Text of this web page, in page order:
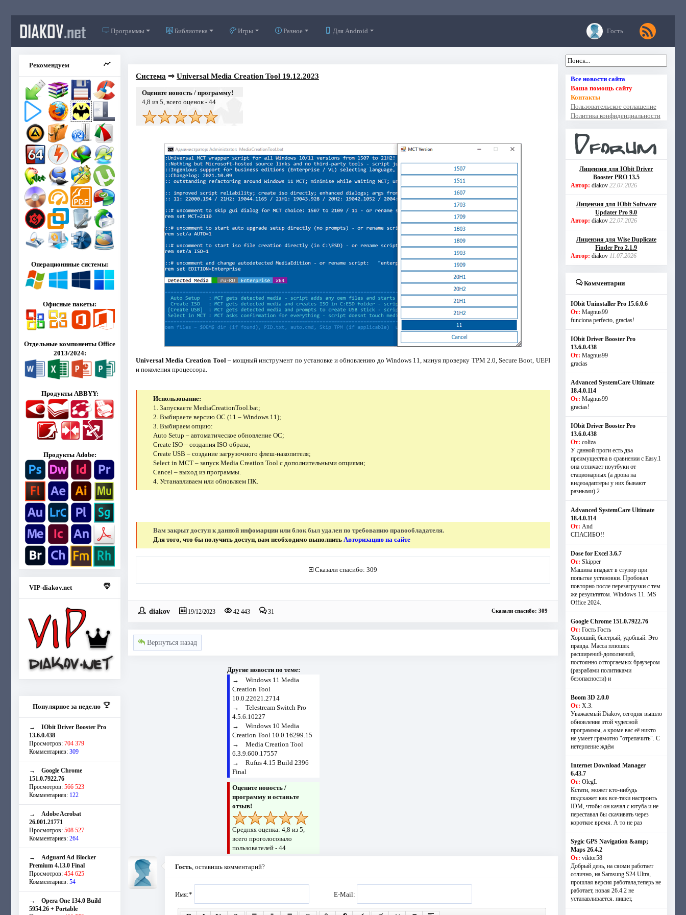
DIAKOV.net Программы Библиотека Игры Разное Для Android Гость
Рекомендуем
Операционнные системы:
Офисные пакеты:
Отдельные компоненты Office
2013/2024:
Продукты ABBYY:
Продукты Adobe:
VIP-diakov.net
Популярное за неделю
→ IObit Driver Booster Pro
13.6.0.438
Просмотров: 704 379
Комментариев: 309
→ Google Chrome
151.0.7922.76
Просмотров: 566 523
Комментариев: 122
→ Adobe Acrobat
26.001.21771
Просмотров: 508 527
Комментариев: 264
→ Adguard Ad Blocker
Premium 4.13.0 Final
Просмотров: 454 625
Комментариев: 54
→ Opera One 134.0 Build
5954.26 + Portable
Система ⇒ Universal Media Creation Tool 19.12.2023
Оцените новость / программу!
4,8 из 5, всего оценок - 44
Universal Media Creation Tool – мощный инструмент по установке и обновлению до Windows 11, минуя проверку TPM 2.0, Secure Boot, UEFI
и поколения процессора.
Использование:
1. Запускаете MediaCreationTool.bat;
2. Выбираете версию ОС (11 – Windows 11);
3. Выбираем опцию:
Auto Setup – автоматическое обновление ОС;
Create ISO – создания ISO-образа;
Create USB – создание загрузочного флеш-накопителя;
Select in MCT – запуск Media Creation Tool с дополнительными опциями;
Cancel – выход из программы.
4. Устанавливаем или обновляем ПК.
Вам закрыт доступ к данной инфомарции или блок был удален по требованию правообладателя.
Для того, что бы получить доступ, вам необходимо выполнитьАвторизацию на сайте
Сказали спасибо: 309
diakov 19/12/2023 42 443 31 Сказали спасибо: 309
Вернуться назад
Другие новости по теме:
→Windows 11 Media
Creation Tool
10.0.22621.2714
→Telestream Switch Pro
4.5.6.10227
→Windows 10 Media
Creation Tool 10.0.16299.15
→Media Creation Tool
6.3.9.600.17557
→Rufus 4.15 Build 2396
Final
Оцените новость /
программу и оставьте
отзыв!
Средняя оценка:4,8 из 5,
всего проголосовало
пользователей -44
Гость, оставишь комментарий?
Имя:* E-Mail:
Все новости сайта
Ваша помощь сайту
Контакты
Пользовательское соглашение
Политика конфиденциальности
Лицензия для IObit Driver
Booster PRO 13.5
Автор: diakov 22.07.2026
Лицензия для IObit Software
Updater Pro 9.0
Автор: diakov 22.07.2026
Лицензия для Wise Duplicate
Finder Pro 2.1.9
Автор: diakov 11.07.2026
Комментарии
IObit Uninstaller Pro 15.6.0.6
От: Magnus99
funciona perfecto, gracias!
IObit Driver Booster Pro
13.6.0.438
От: Magnus99
gracias
Advanced SystemCare Ultimate
18.4.0.114
От: Magnus99
gracias!
IObit Driver Booster Pro
13.6.0.438
От: coliza
У данной проги есть два
преимущества в сравнении с Easy.1
она отличает ноутбуки от
стационарных (а дрова на
видеоадаптеры у них бывают
разными) 2
Advanced SystemCare Ultimate
18.4.0.114
От: And
СПАСИБО!!
Dose for Excel 3.6.7
От: Skipper
Машина впадает в ступор при
попытке установки. Пробовал
повторно после перезагрузки с тем
же результатом. Windows 11. MS
Offiсe 2024.
Google Chrome 151.0.7922.76
От: Гость Гость
Хороший, быстрый, удобный. Это
правда. Масса плюшек
расширений-дополнений,
постоянно отторгаемых браузером
(разрабами политиками
безопасности) и
Boom 3D 2.0.0
От: Х.З.
Уважаемый Diakov, сегодня вышло
обновление этой чудесной
программы, а кроме вас её никто
не умеет грамотно "отрепачить". С
нетерпение ждём
Internet Download Manager
6.43.7
От: OlegL
Кстати, может кто-нибудь
подскажет как все-таки настроить
IDM, чтобы он качал с ютуба и не
переставал бы скачивать через
короткое время. А то не раз
Sygic GPS Navigation &amp;
Maps 26.4.2
От: viktor58
Добрый день, на сяоми работает
отлично, на Samsung S24 Ultra,
прошлая версия работала,теперь не
работает, новая 26.4.2 не
устанавливается. пишет,